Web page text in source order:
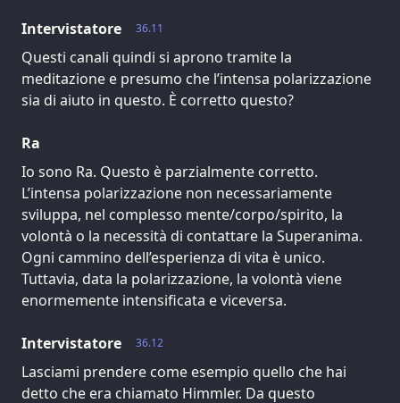
36.11
Intervistatore
Questi canali quindi si aprono tramite la
meditazione e presumo che l’intensa polarizzazione
sia di aiuto in questo. È corretto questo?
Ra
Io sono Ra. Questo è parzialmente corretto.
L’intensa polarizzazione non necessariamente
sviluppa, nel complesso mente/corpo/spirito, la
volontà o la necessità di contattare la Superanima.
Ogni cammino dell’esperienza di vita è unico.
Tuttavia, data la polarizzazione, la volontà viene
enormemente intensificata e viceversa.
36.12
Intervistatore
Lasciami prendere come esempio quello che hai
detto che era chiamato Himmler. Da questo